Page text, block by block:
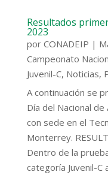
Resultados
2023
por CONADEIP |
Campeonato
Juvenil-C, Noticias,
A continuación se
Día del Nacional
con sede en el
Monterrey.
Dentro de la
categoría Juvenil-C